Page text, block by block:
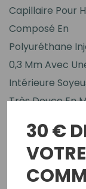
Capillaire Pour
Composé En
Polyuréthane
0,3 Mm Avec
Intérieure
Très Douce En
270,00€
30 €